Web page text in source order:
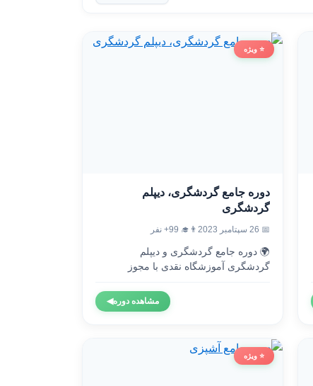
⭐ ویژه
دوره جامع گردشگری، دیپلم
گردشگری
📅 26 سپتامبر 2023 👨‍🎓 99+ نفر
🌍 دوره جامع گردشگری و دیپلم
گردشگری آموزشگاه نقدی با مجوز
مشاهده دوره◀
⭐ ویژه